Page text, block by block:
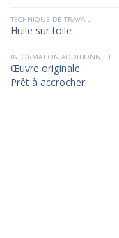
TECHNIQUE DE TRAVAIL
Huile sur toile
INFORMATION ADDITIONNELLE
Œuvre originale
Prêt à accrocher